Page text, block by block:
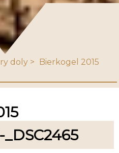
doly
Bierkogel 2015